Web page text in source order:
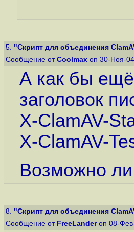
5. "Скрипт для объединения
Сообщение от Coolmax on 30-Ноя-
А как бы ещё
заголовок
X-ClamAV-
X-ClamAV-
Возможно ли
8. "Скрипт для объединения
Сообщение от FreeLanderon 08-